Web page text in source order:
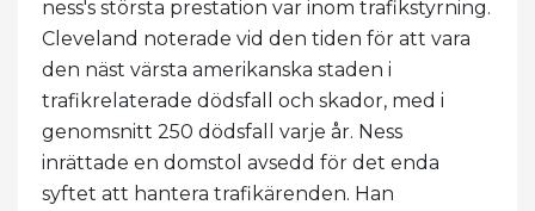
ness's största prestation var inom trafikstyrning.
Cleveland noterade vid den tiden för att vara
den näst värsta amerikanska staden i
trafikrelaterade dödsfall och skador, med i
genomsnitt 250 dödsfall varje år. Ness
inrättade en domstol avsedd för det enda
syftet att hantera trafikärenden. Han